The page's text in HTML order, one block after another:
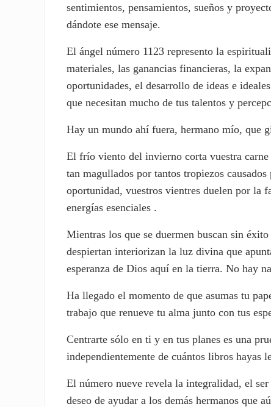
sentimientos, pensamientos, sueños y
dándote ese mensaje.
El ángel número 1123 represento la
materiales, las ganancias financieras, la
oportunidades, el desarrollo de ideas e
que necesitan mucho de tus talentos y
Hay un mundo ahí fuera, hermano mío, que
El frío viento del invierno corta vuestra
tan magullados por tantos tropiezos
oportunidad, vuestros vientres duelen por la
energías esenciales .
Mientras los que se duermen buscan sin
despiertan interiorizan la luz divina que
esperanza de Dios aquí en la tierra. No hay
Ha llegado el momento de que asumas tu
trabajo que renueve tu alma junto con tus
Centrarte sólo en ti y en tus planes es una
independientemente de cuántos libros hayas
El número nueve revela la integralidad, el
deseo de ayudar a los demás hermanos que